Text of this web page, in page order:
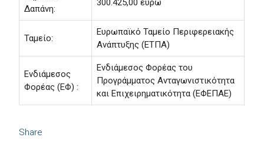
Share
Δαπάνη:
300.425,00 ευρώ
Ταμείο:
Ευρωπαϊκό Ταμείο Περιφερειακής
Ανάπτυξης (ΕΤΠΑ)
Ενδιάμεσος
Φορέας (ΕΦ) :
Ενδιάμεσος Φορέας του
Προγράμματος Ανταγωνιστικότητα
και Επιχειρηματικότητα (ΕΦΕΠΑΕ)